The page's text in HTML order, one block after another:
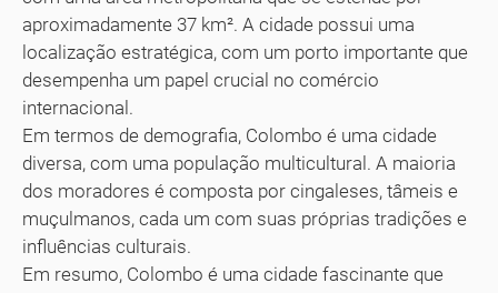
aproximadamente 37 km². A cidade possui uma
localização estratégica, com um porto importante que
desempenha um papel crucial no comércio
internacional.
Em termos de demografia, Colombo é uma cidade
diversa, com uma população multicultural. A maioria
dos moradores é composta por cingaleses, tâmeis e
muçulmanos, cada um com suas próprias tradições e
influências culturais.
Em resumo, Colombo é uma cidade fascinante que